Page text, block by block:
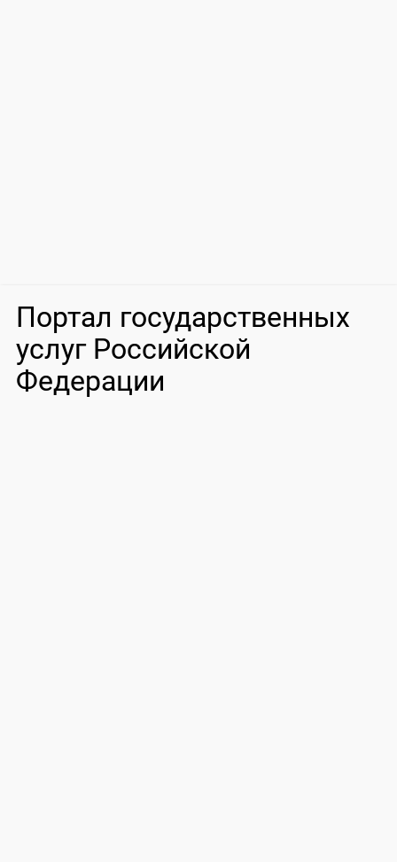
Портал государственных
услуг Российской
Федерации